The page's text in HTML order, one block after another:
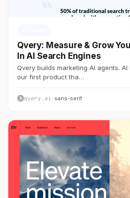
Qvery: Measure & Grow
In AI Search Engines
Qvery builds marketing AI agents.
our first product tha…
qvery.ai · sans-serif